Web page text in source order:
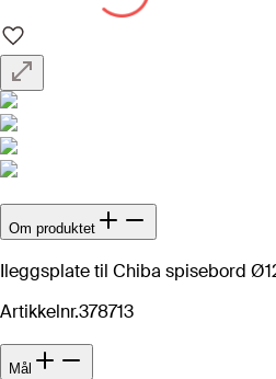
Om produktet
Ileggsplate til Chiba spisebord
Artikkelnr.378713
Mål